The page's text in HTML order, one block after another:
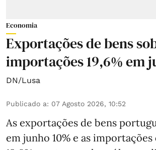
Economia
Exportações de bens
importações 19,6% em
DN/Lusa
Publicado a: 07 Agosto 2026, 10:52
As exportações de bens
em junho 10% e as